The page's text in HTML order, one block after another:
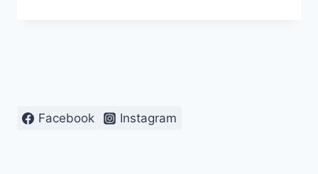
Facebook Instagram